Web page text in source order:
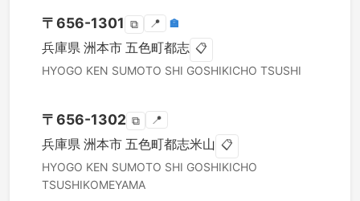
〒656-1301 ⧉ 📍 🏣
兵庫県 洲本市 五色町都志 📋
HYOGO KEN SUMOTO SHI GOSHIKICHO TSUSHI
〒656-1302 ⧉ 📍
兵庫県 洲本市 五色町都志米山 📋
HYOGO KEN SUMOTO SHI GOSHIKICHO
TSUSHIKOMEYAMA